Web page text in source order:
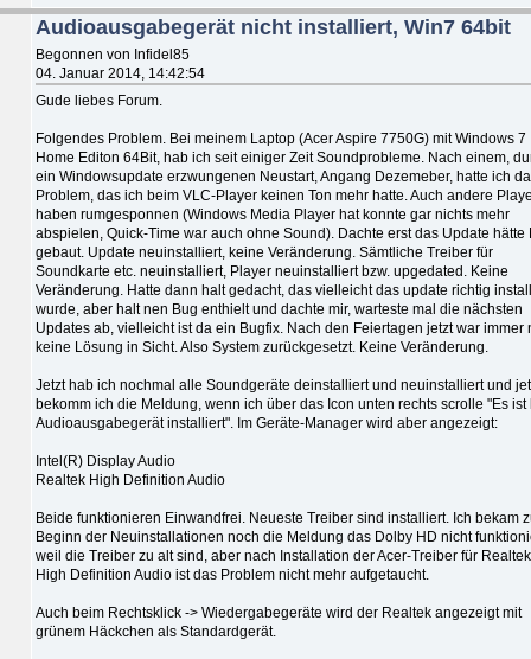
Audioausgabegerät nicht installiert, Win7 64bit
Begonnen von Infidel85
04. Januar 2014, 14:42:54
Gude liebes Forum.
Folgendes Problem. Bei meinem Laptop (Acer Aspire 7750G) mit Windows 7
Home Editon 64Bit, hab ich seit einiger Zeit Soundprobleme. Nach einem,
ein Windowsupdate erzwungenen Neustart, Angang Dezemeber, hatte ich
Problem, das ich beim VLC-Player keinen Ton mehr hatte. Auch andere
haben rumgesponnen (Windows Media Player hat konnte gar nichts mehr
abspielen, Quick-Time war auch ohne Sound). Dachte erst das Update hätte
gebaut. Update neuinstalliert, keine Veränderung. Sämtliche Treiber für
Soundkarte etc. neuinstalliert, Player neuinstalliert bzw. upgedated. Keine
Veränderung. Hatte dann halt gedacht, das vielleicht das update richtig
wurde, aber halt nen Bug enthielt und dachte mir, warteste mal die nächsten
Updates ab, vielleicht ist da ein Bugfix. Nach den Feiertagen jetzt war immer
keine Lösung in Sicht. Also System zurückgesetzt. Keine Veränderung.
Jetzt hab ich nochmal alle Soundgeräte deinstalliert und neuinstalliert und
bekomm ich die Meldung, wenn ich über das Icon unten rechts scrolle "Es ist
Audioausgabegerät installiert". Im Geräte-Manager wird aber angezeigt:
Intel(R) Display Audio
Realtek High Definition Audio
Beide funktionieren Einwandfrei. Neueste Treiber sind installiert. Ich bekam
Beginn der Neuinstallationen noch die Meldung das Dolby HD nicht
weil die Treiber zu alt sind, aber nach Installation der Acer-Treiber für Realtek
High Definition Audio ist das Problem nicht mehr aufgetaucht.
Auch beim Rechtsklick -> Wiedergabegeräte wird der Realtek angezeigt mit
grünem Häckchen als Standardgerät.